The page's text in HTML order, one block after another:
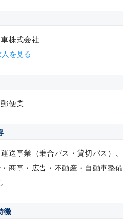
株式会社
を見る
便業
送事業（乗合バス・貸切バス）、
商事・広告・不動産・自動車整備
徴